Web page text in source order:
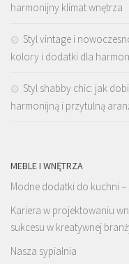
harmonijny klimat wnętrza
Styl vintage i
kolory i dodatki dla
Styl shabby chic: jak
harmonijną i przytulną
MEBLE I WNĘTRZA
Modne dodatki do kuchni
Kariera w projektowaniu
sukcesu w kreatywnej
Nasza sypialnia